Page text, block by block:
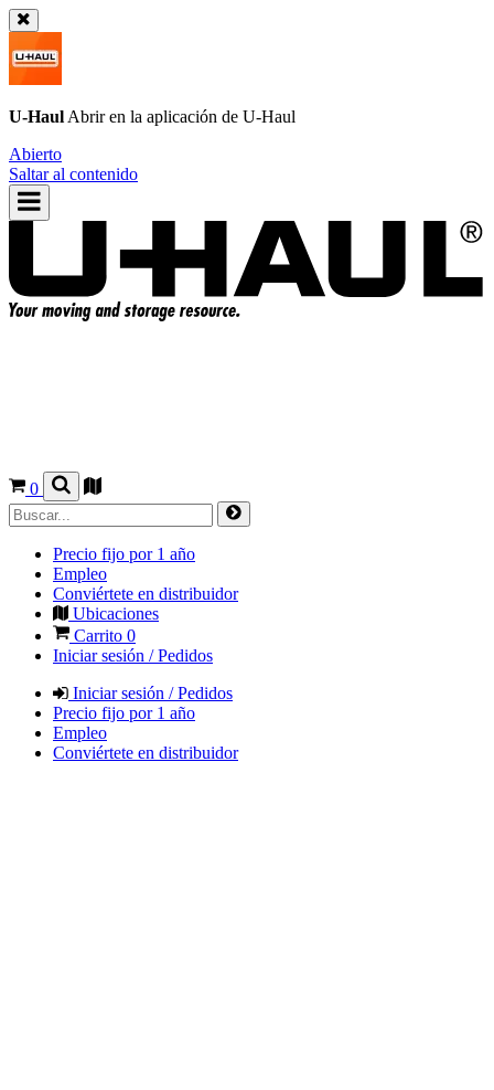
U-Haul Abrir en la aplicación de U-Haul
Abierto
Saltar al contenido
0
Precio fijo por 1 año
Empleo
Conviértete en distribuidor
Ubicaciones
Carrito 0
Iniciar sesión / Pedidos
Iniciar sesión / Pedidos
Precio fijo por 1 año
Empleo
Conviértete en distribuidor